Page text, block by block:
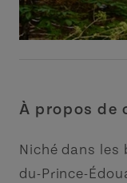
À propos de
Niché dans les
du-Prince-